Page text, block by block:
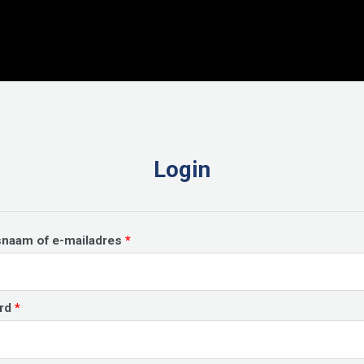
Login
of e-mailadres *Vereist
*Vereist